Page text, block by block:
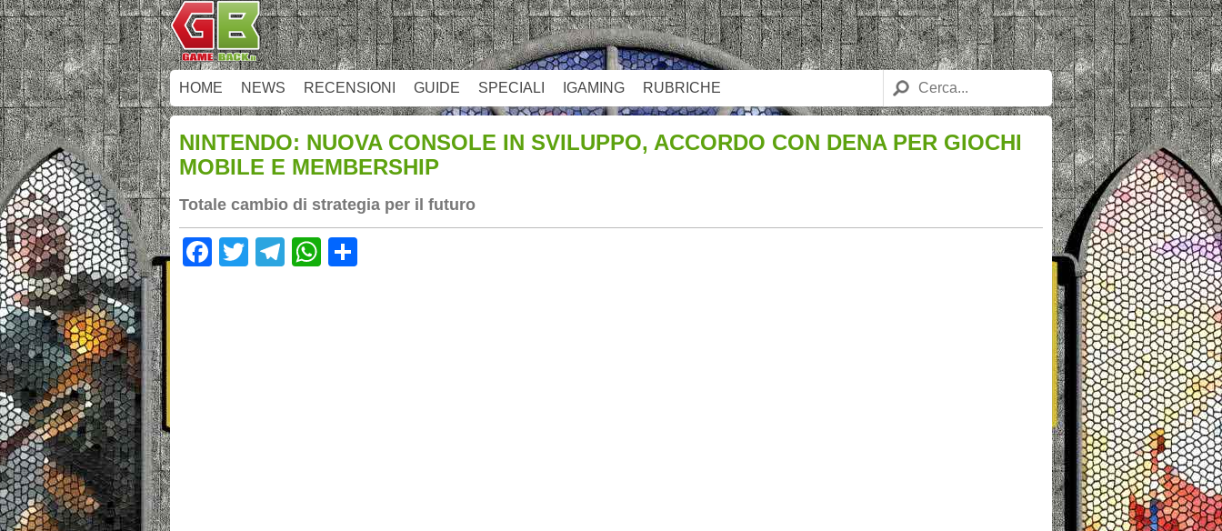
HOME NEWS RECENSIONI GUIDE SPECIALI IGAMING RUBRICHE
NINTENDO: NUOVA CONSOLE IN SVILUPPO, ACCORDO CON DENA PER GIOCHI
MOBILE E MEMBERSHIP
Totale cambio di strategia per il futuro
Facebook
TwitterTelegram
WhatsApp